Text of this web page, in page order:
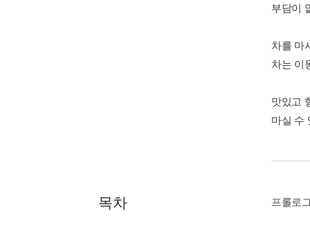
부담이
차를 마
차는 이
맛있고
마실 수
목차 프롤로